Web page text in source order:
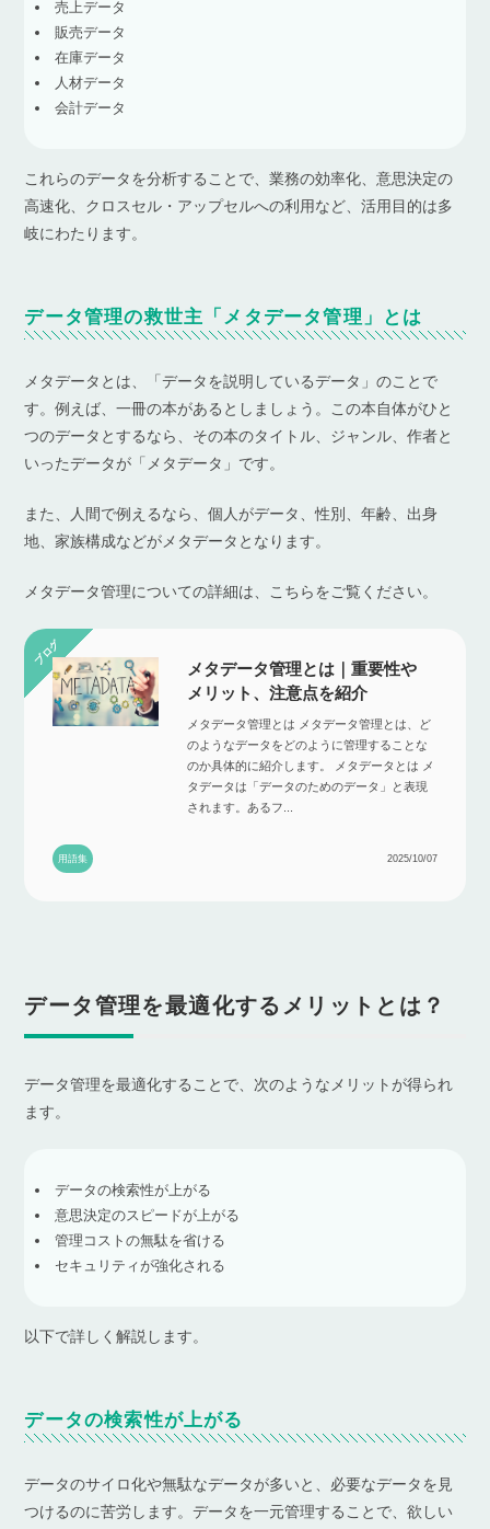
売上データ
販売データ
在庫データ
人材データ
会計データ
これらのデータを分析することで、業務の効率化、意思決定の
高速化、クロスセル・アップセルへの利用など、活用目的は多
岐にわたります。
データ管理の救世主「メタデータ管理」とは
メタデータとは、「データを説明しているデータ」のことで
す。例えば、一冊の本があるとしましょう。この本自体がひと
つのデータとするなら、その本のタイトル、ジャンル、作者と
いったデータが「メタデータ」です。
また、人間で例えるなら、個人がデータ、性別、年齢、出身
地、家族構成などがメタデータとなります。
メタデータ管理についての詳細は、こちらをご覧ください。
メタデータ管理とは｜重要性や
メリット、注意点を紹介
メタデータ管理とは メタデータ管理とは、ど
のようなデータをどのように管理することな
のか具体的に紹介します。 メタデータとは メ
タデータは「データのためのデータ」と表現
されます。あるフ...
用語集 2025/10/07
データ管理を最適化するメリットとは？
データ管理を最適化することで、次のようなメリットが得られ
ます。
データの検索性が上がる
意思決定のスピードが上がる
管理コストの無駄を省ける
セキュリティが強化される
以下で詳しく解説します。
データの検索性が上がる
データのサイロ化や無駄なデータが多いと、必要なデータを見
つけるのに苦労します。データを一元管理することで、欲しい